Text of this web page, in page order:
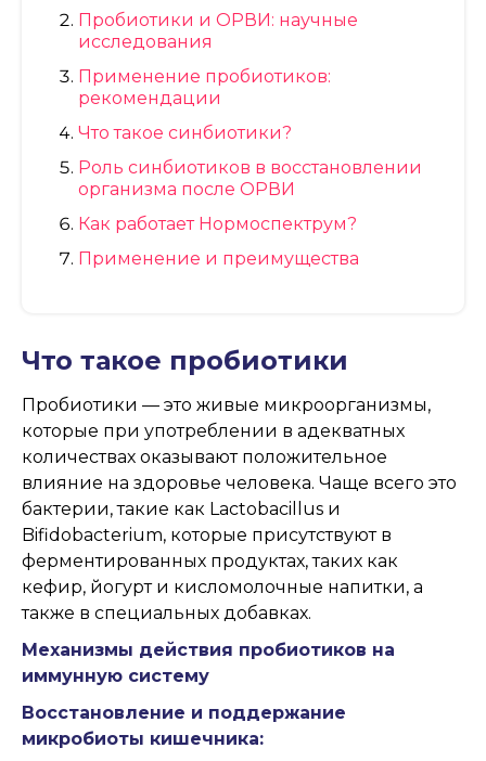
Пробиотики и ОРВИ: научные
исследования
Применение пробиотиков:
рекомендации
Что такое синбиотики?
Роль синбиотиков в восстановлении
организма после ОРВИ
Как работает Нормоспектрум?
Применение и преимущества
Что такое пробиотики
Пробиотики — это живые микроорганизмы,
которые при употреблении в адекватных
количествах оказывают положительное
влияние на здоровье человека. Чаще всего это
бактерии, такие как Lactobacillus и
Bifidobacterium, которые присутствуют в
ферментированных продуктах, таких как
кефир, йогурт и кисломолочные напитки, а
также в специальных добавках.
Механизмы действия пробиотиков на
иммунную систему
Восстановление и поддержание
микробиоты кишечника: